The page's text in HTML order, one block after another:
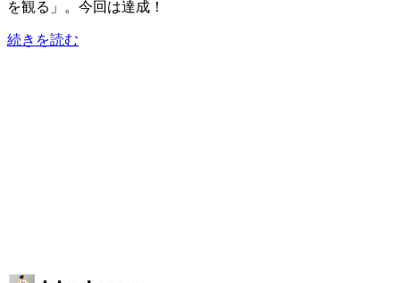
を観る」。今回は達成！
続きを読む